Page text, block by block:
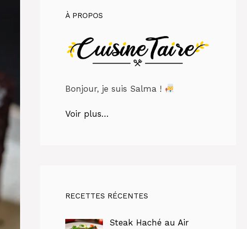
À PROPOS
Bonjour, je suis Salma !
Voir plus…
RECETTES RÉCENTES
Steak Haché au Air